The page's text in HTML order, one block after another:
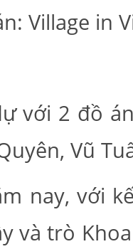
Village in
với 2 đồ
Vũ
nay, với
và trò